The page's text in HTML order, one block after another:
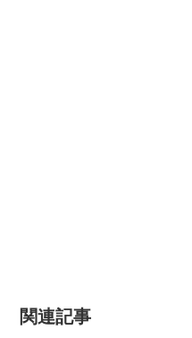
関連記事